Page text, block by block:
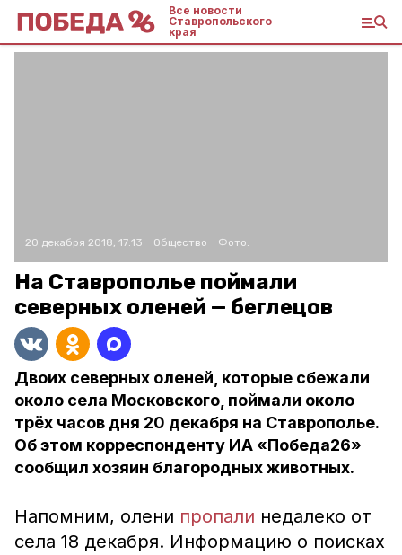
Все новости
Ставропольского
края
20 декабря 2018, 17:13 Общество Фото:
На Ставрополье поймали
северных оленей — беглецов
Двоих северных оленей, которые сбежали
около села Московского, поймали около
трёх часов дня 20 декабря на Ставрополье.
Об этом корреспонденту ИА «Победа26»
сообщил хозяин благородных животных.
Напомним, олени пропали недалеко от
села 18 декабря. Информацию о поисках